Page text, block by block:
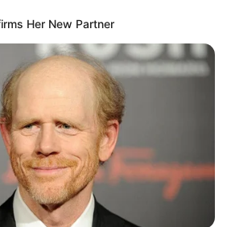
kiçik ovçusu –
effekt yaradır
Her New Partner